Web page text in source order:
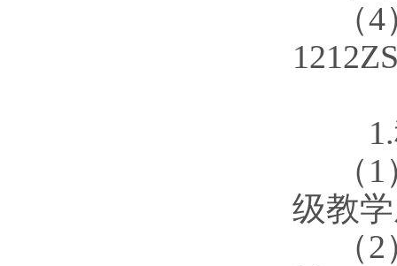
（4
（ 1
级教
（2